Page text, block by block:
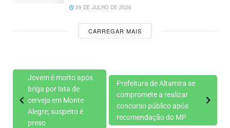
29 DE JULHO DE 2026
CARREGAR MAIS
Jovem é morto após
briga por lata de
cerveja em Monte
Alegre; suspeito é
preso
Prefeitura de Altamira se
compromete a realizar
concurso público após
recomendação do MP